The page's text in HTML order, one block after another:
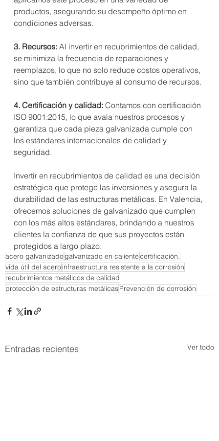
productos, asegurando su desempeño óptimo en
condiciones adversas.
3. Recursos: Al invertir en recubrimientos de calidad,
se minimiza la frecuencia de reparaciones y
reemplazos, lo que no solo reduce costos operativos,
sino que también contribuye al consumo de recursos.
4. Certificación y calidad: Contamos con certificación
ISO 9001:2015, lo que avala nuestros procesos y
garantiza que cada pieza galvanizada cumple con
los estándares internacionales de calidad y
seguridad.
Invertir en recubrimientos de calidad es una decisión
estratégica que protege las inversiones y asegura la
durabilidad de las estructuras metálicas. En Valencia,
ofrecemos soluciones de galvanizado que cumplen
con los más altos estándares, brindando a nuestros
clientes la confianza de que sus proyectos están
protegidos a largo plazo.
acero galvanizadogalvanizado en calientecertificación.
vida útil del aceroinfraestructura resistente a la corrosión
recubrimientos metálicos de calidad
protección de estructuras metálicasPrevención de corrosión
Entradas recientes Ver todo